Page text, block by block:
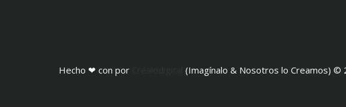
Hecho ❤ con por (Imagínalo & Nosotros lo Creamos) ©